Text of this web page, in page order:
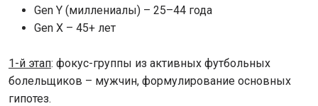
Gen Y (миллениалы) – 25–44 года
Gen X – 45+ лет
1-й этап: фокус-группы из активных футбольных
болельщиков – мужчин, формулирование основных
гипотез.